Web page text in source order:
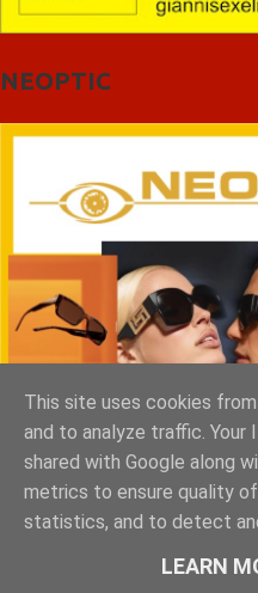
NEOPTIC
This site uses cookies
and to analyze traffic. Your
shared with Google along
metrics to ensure quality
statistics, and to detect
LEARN